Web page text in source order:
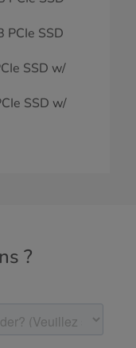
PCIe SSD
SSD w/
SSD w/
?